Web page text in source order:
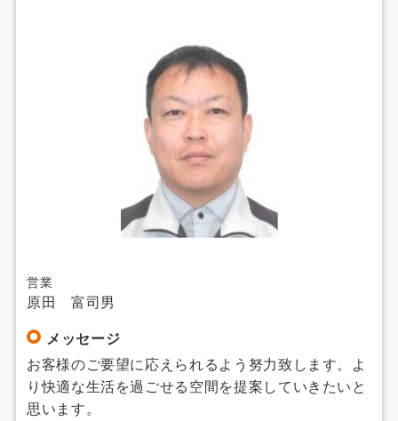
営業
原田 富司男
メッセージ
お客様のご要望に応えられるよう努力致します。よ
り快適な生活を過ごせる空間を提案していきたいと
思います。